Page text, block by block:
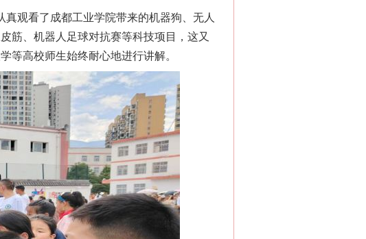
观看了成都工业学院带来的机器狗、无人
筋、机器人足球对抗赛等科技项目，这又
等高校师生始终耐心地进行讲解。
“神药”背后的真相